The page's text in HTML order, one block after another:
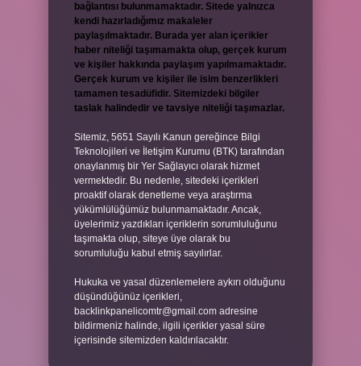
bağlantısı bulunmamaktadır. Sitede yalnızca
kendi hazırladığımız makaleler
paylaşılmaktadır. Burada yer alan içerikler
haber niteliği taşımamakta olup, gerçek kurum
ve kişiler hakkında paylaşım yapılmamaktadır.
Gerçek kurum ve kişiler ile isim benzerlikleri
tamamen tesadüfidir. Sitemizdeki bilgiler
taslak halindedir ve tavsiye niteliği taşımazlar.
Sitemiz, 5651 Sayılı Kanun gereğince Bilgi
Teknolojileri ve İletişim Kurumu (BTK) tarafından
onaylanmış bir Yer Sağlayıcı olarak hizmet
vermektedir. Bu nedenle, sitedeki içerikleri
proaktif olarak denetleme veya araştırma
yükümlülüğümüz bulunmamaktadır. Ancak,
üyelerimiz yazdıkları içeriklerin sorumluluğunu
taşımakta olup, siteye üye olarak bu
sorumluluğu kabul etmiş sayılırlar.
Hukuka ve yasal düzenlemelere aykırı olduğunu
düşündüğünüz içerikleri,
backlinkpanelicomtr@gmail.com adresine
bildirmeniz halinde, ilgili içerikler yasal süre
içerisinde sitemizden kaldırılacaktır.